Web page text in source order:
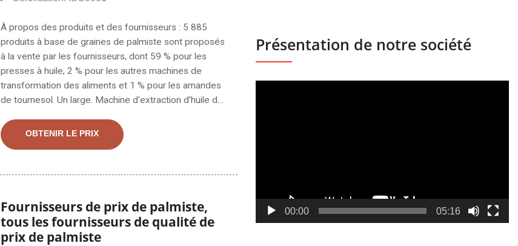
À propos des produits et des fournisseurs : 5 885
produits à base de graines de palmiste sont proposés
à la vente par les fournisseurs, dont 59 % pour les
presses à huile, 2 % pour les autres machines de
transformation des aliments et 1 % pour les amandes
de tournesol. Un large. Machine d'extraction d'huile de
d'huile de palme d'arachide pour vis de sésame,
d'arachide et de soja. Presse à huile 300W, Machine de
automatique d'expulseur 110V Piteba olive, noix et
OBTENIR LE PRIX
Fournisseurs de prix de palmiste,
tous les fournisseurs de qualité de
prix de palmiste
Présentation de notre société
00:00 05:16